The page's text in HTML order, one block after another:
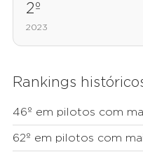
2º
2023
Rankings
46º em pilotos com
62º em pilotos com